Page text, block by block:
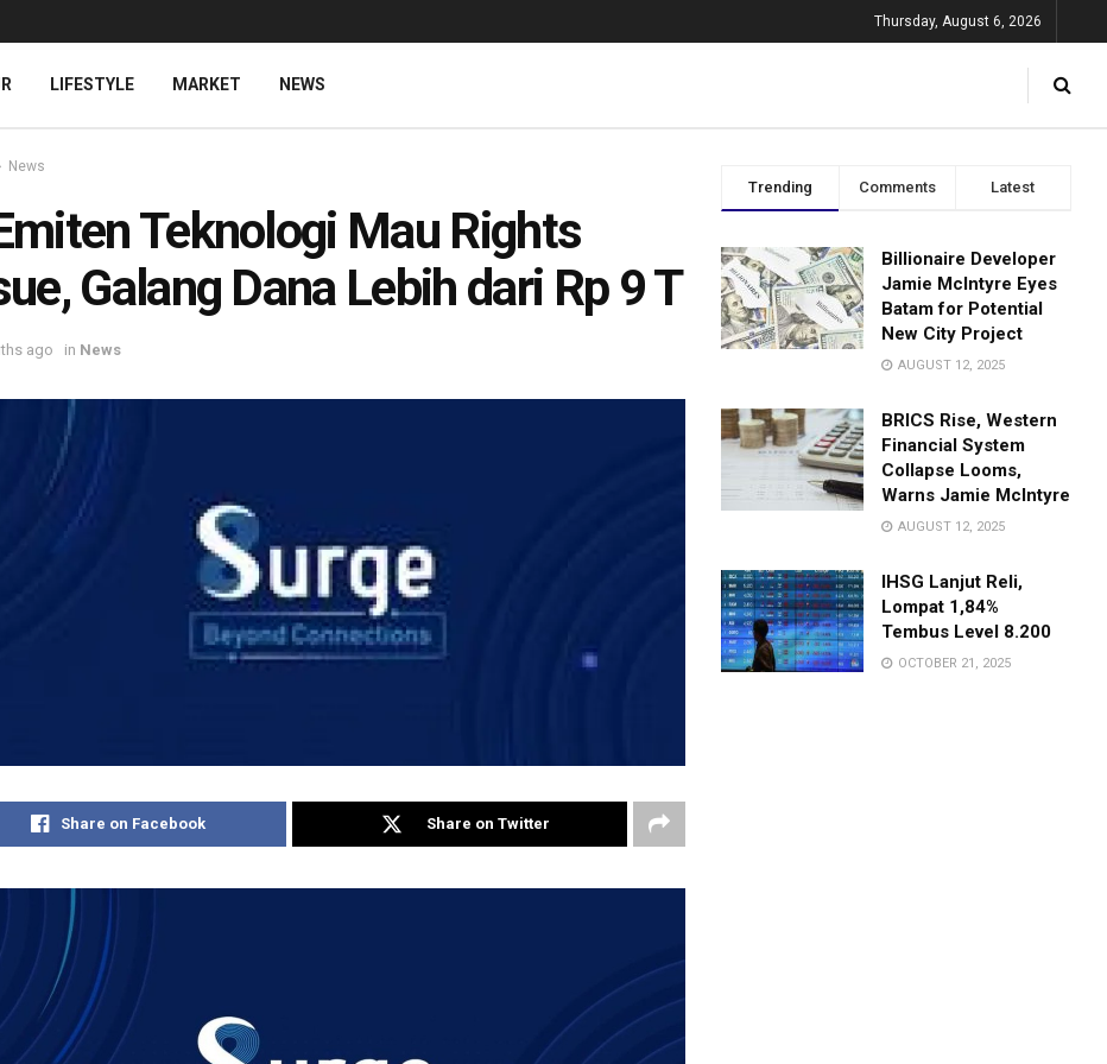
Thursday, August 6, 2026
LIFESTYLE MARKET NEWS
News
Teknologi Mau Rights
Galang Dana Lebih dari Rp 9 T
ago in News
Share on Facebook Share on Twitter
Trending Comments Latest
Billionaire Developer
Jamie McIntyre Eyes
Batam for Potential
New City Project
AUGUST 12, 2025
BRICS Rise, Western
Financial System
Collapse Looms,
Warns Jamie McIntyre
AUGUST 12, 2025
IHSG Lanjut Reli,
Lompat 1,84%
Tembus Level 8.200
OCTOBER 21, 2025